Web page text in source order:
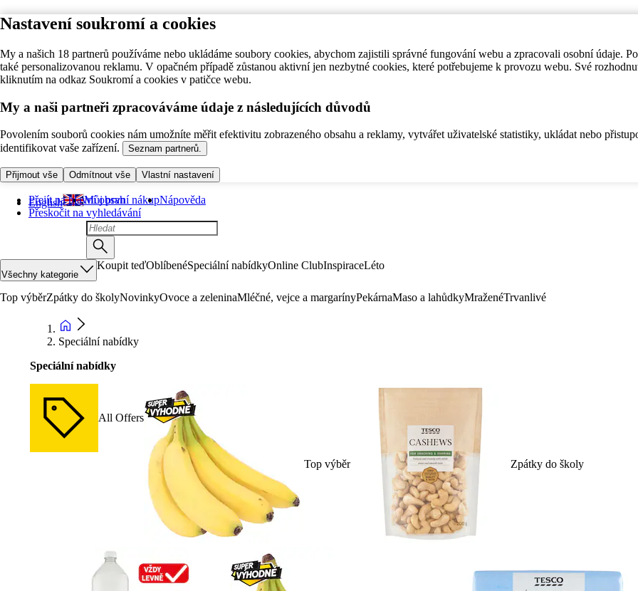
Nastavení soukromí a cookies
My a našich 18 partnerů používáme nebo ukládáme soubory cookies, abychom zajistili správné fungování webu a zpracovali osobní údaje.
také personalizovanou reklamu. V opačném případě zůstanou aktivní jen nezbytné cookies, které potřebujeme k provozu webu. Své
kliknutím na odkaz Soukromí a cookies v patičce webu.
My a naši partneři zpracováváme údaje z následujících důvodů
Povolením souborů cookies nám umožníte měřit efektivitu zobrazeného obsahu a reklamy, vytvářet uživatelské statistiky, ukládat nebo
identifikovat vaše zařízení.
Seznam partnerů.
Přijmout vše Odmítnout vše Vlastní nastavení
Přejít na hlavní obsah
Přeskočit na vyhledávání
English Můj první nákupNápověda
Všechny kategorie
Koupit teďOblíbenéSpeciální nabídkyOnline ClubInspiraceLéto
Top výběrZpátky do školyNovinkyOvoce a zeleninaMléčné, vejce a margarínyPekárnaMaso a lahůdkyMraženéTrvanlivé
Speciální nabídky
Speciální nabídky
All Offers
Top výběr Zpátky do školy